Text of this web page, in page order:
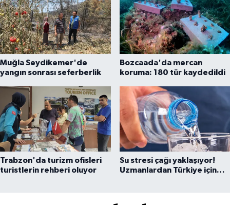
Muğla Seydikemer'de
yangın sonrası seferberlik
Bozcaada'da mercan
koruma: 180 tür kaydedildi
Trabzon'da turizm ofisleri
turistlerin rehberi oluyor
Su stresi çağı yaklaşıyor!
Uzmanlardan Türkiye için